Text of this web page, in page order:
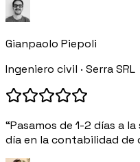
Gianpaolo Piepoli
Ingeniero civil · Serra SRL
“Pasamos de 1-2 días a
día en la contabilidad de